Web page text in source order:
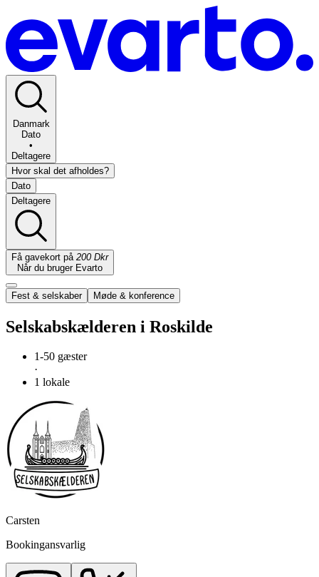
Danmark
Dato
•
Deltagere
Hvor skal det afholdes?
Dato
Deltagere
Få gavekort på 200 Dkr
Når du bruger Evarto
Fest & selskaber Møde & konference
Selskabskælderen i Roskilde
1-50 gæster
·
1 lokale
Carsten
Bookingansvarlig